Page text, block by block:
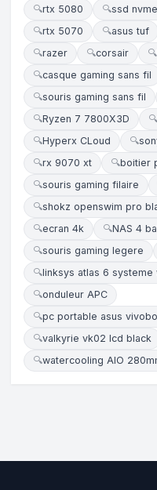
🔍rtx 5080 🔍ssd
🔍rtx 5070 🔍asus tuf
🔍razer 🔍corsair 🔍
🔍casque gaming sans fil
🔍souris gaming sans fil
🔍Ryzen 7 7800X3D 🔍
🔍Hyperx CLoud 🔍
🔍rx 9070 xt 🔍boitier
🔍souris gaming filaire
🔍shokz openswim pro
🔍ecran 4k 🔍NAS 4
🔍souris gaming legere
🔍linksys atlas 6
🔍onduleur APC
🔍pc portable asus
🔍valkyrie vk02 lcd black
🔍watercooling AIO